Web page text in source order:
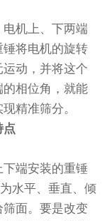
机上、下两端
将电机的旋转
动，并将这个
相位角，就能
精准筛分。
端安装的重锤
水平、垂直、倾
面。要是改变